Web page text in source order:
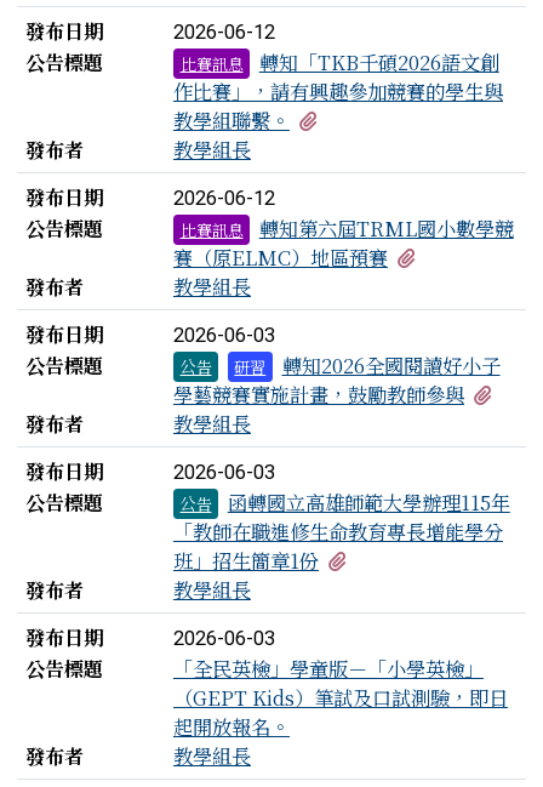
發布日期
2026-06-12
公告標題 比賽訊息
轉知「TKB千碩2026語文創
作比賽」，請有興趣參加競賽的學生與
教學組聯繫。
發布者
教學組長
發布日期
2026-06-12
公告標題 比賽訊息
轉知第六屆TRML國小數學競
賽（原ELMC）地區預賽
發布者
教學組長
發布日期
2026-06-03
公告標題 公告 研習
轉知2026全國閱讀好小子
學藝競賽實施計畫，鼓勵教師參與
發布者
教學組長
發布日期
2026-06-03
公告標題 公告
函轉國立高雄師範大學辦理115年
「教師在職進修生命教育專長增能學分
班」招生簡章1份
發布者
教學組長
發布日期
2026-06-03
公告標題
「全民英檢」學童版－「小學英檢」
（GEPT Kids）筆試及口試測驗，即日
起開放報名。
發布者
教學組長